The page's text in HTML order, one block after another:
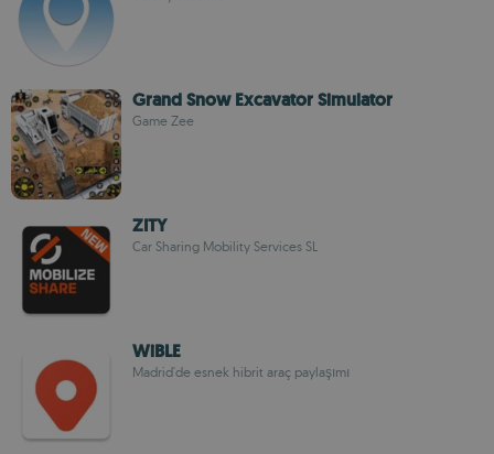
Grand Snow Excavator Simulator
Game Zee
ZITY
Car Sharing Mobility Services SL
WiBLE
Madrid'de esnek hibrit araç paylaşımı